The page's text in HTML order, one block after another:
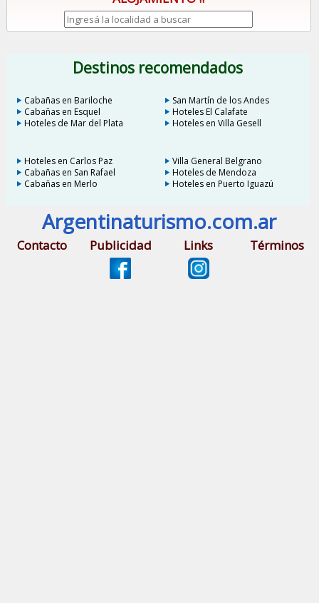
Destinos recomendados
Cabañas en Bariloche
San Martín de los Andes
Cabañas en Esquel
Hoteles El Calafate
Hoteles de Mar del Plata
Hoteles en Villa Gesell
Hoteles en Carlos Paz
Villa General Belgrano
Cabañas en San Rafael
Hoteles de Mendoza
Cabañas en Merlo
Hoteles en Puerto Iguazú
Argentinaturismo.com.ar
Contacto Publicidad Links Términos